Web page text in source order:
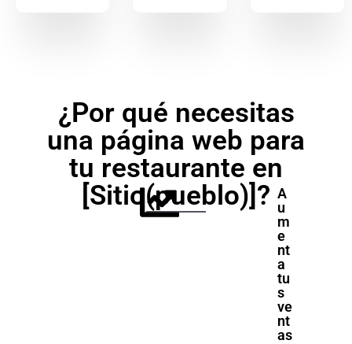
¿Por qué necesitas
una página web para
tu restaurante en
[Sitio(pueblo)]? A
u
m
e
nt
a
tu
s
ve
nt
as